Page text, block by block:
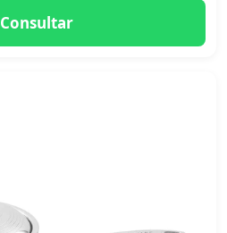
Consultar